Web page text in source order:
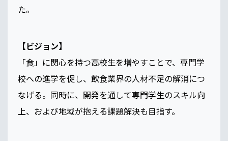
た。
【ビジョン】
「食」に関心を持つ高校生を増やすことで、専門学
校への進学を促し、飲食業界の人材不足の解消につ
なげる。同時に、開発を通して専門学生のスキル向
上、および地域が抱える課題解決も目指す。